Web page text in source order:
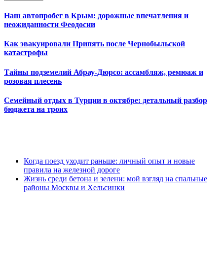
Наш автопробег в Крым: дорожные впечатления и
неожиданности Феодосии
Как эвакуировали Припять после Чернобыльской
катастрофы
Тайны подземелий Абрау-Дюрсо: ассамбляж, ремюаж и
розовая плесень
Семейный отдых в Турции в октябре: детальный разбор
бюджета на троих
Когда поезд уходит раньше: личный опыт и новые
правила на железной дороге
Жизнь среди бетона и зелени: мой взгляд на спальные
районы Москвы и Хельсинки